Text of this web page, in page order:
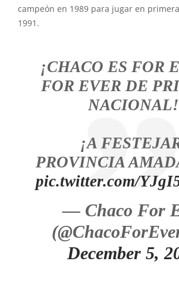
campeón en 1989 para jugar en
1991.
¡CHACO ES FOR
FOR EVER DE
NACIONAL!
¡A
PROVINCIA
pic.twitter.com/
— Chaco For
December 5,